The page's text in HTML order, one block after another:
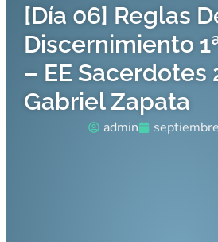
[Día 06] Reglas
Discernimiento
– EE Sacerdotes
Gabriel Zapata
admin